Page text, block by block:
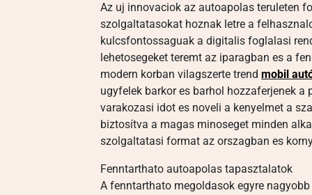
Az uj innovaciok az autoapolas teruleten
szolgaltatasokat hoznak letre a
kulcsfontossaguak a digitalis foglalasi
lehetosegeket teremt az iparagban es a
modern korban vilagszerte trend mobil
ugyfelek barkor es barhol hozzaferjenek
varakozasi idot es noveli a kenyelmet a
biztosítva a magas minoseget minden
szolgaltatasi format az orszagban es
Fenntarthato autoapolas tapasztalatok
A fenntarthato megoldasok egyre